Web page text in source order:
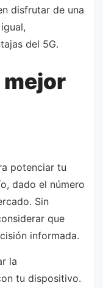
disfrutar de una
del 5G.
mejor
potenciar tu
dado el número
Sin
que
informada.
la
tu dispositivo.